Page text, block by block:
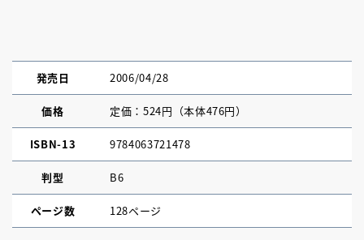
発売日 2006/04/28
価格 定価：524円（本体476円）
ISBN-13 9784063721478
判型 B6
ページ数 128ページ